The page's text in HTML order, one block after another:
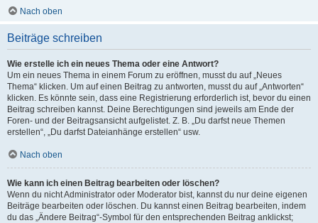
Nach oben
Beiträge schreiben
Wie erstelle ich ein neues Thema oder eine Antwort?
Um ein neues Thema in einem Forum zu eröffnen, musst du auf „Neues
Thema“ klicken. Um auf einen Beitrag zu antworten, musst du auf „Antworten“
klicken. Es könnte sein, dass eine Registrierung erforderlich ist, bevor du einen
Beitrag schreiben kannst. Deine Berechtigungen sind jeweils am Ende der
Foren- und der Beitragsansicht aufgelistet. Z. B. „Du darfst neue Themen
erstellen“, „Du darfst Dateianhänge erstellen“ usw.
Nach oben
Wie kann ich einen Beitrag bearbeiten oder löschen?
Wenn du nicht Administrator oder Moderator bist, kannst du nur deine eigenen
Beiträge bearbeiten oder löschen. Du kannst einen Beitrag bearbeiten, indem
du das „Ändere Beitrag“-Symbol für den entsprechenden Beitrag anklickst;